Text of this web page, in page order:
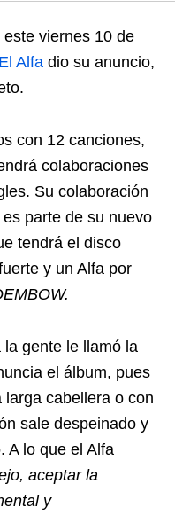
viernes 10 de
El Alfa dio su anuncio,
con 12 canciones,
colaboraciones
Su colaboración
es parte de su nuevo
tendrá el disco
y un Alfa por
gente le llamó la
el álbum, pues
cabellera o con
sale despeinado y
A lo que el Alfa
aceptar la
y